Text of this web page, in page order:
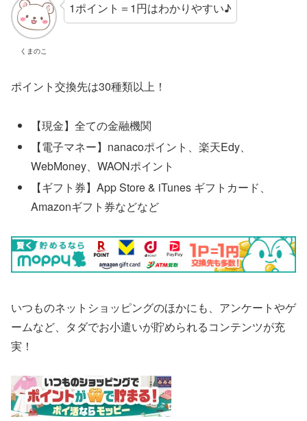
くまのこ
1ポイント＝1円はわかりやすい♪
ポイント交換先は30種類以上！
【現金】全ての金融機関
【電子マネー】nanacoポイント、楽天Edy、
WebMoney、WAONポイント
【ギフト券】App Store & iTunes ギフトカード、
Amazonギフト券などなど
いつものネットショッピングのほかにも、アンケートやゲ
ームなど、タダでお小遣いが貯められるコンテンツが充
実！